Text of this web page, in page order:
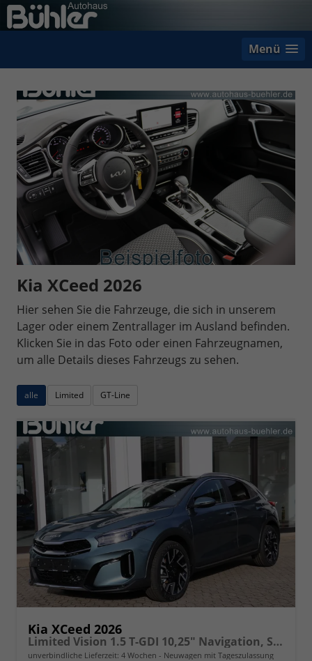
Menü
Kia XCeed 2026
Hier sehen Sie die Fahrzeuge, die sich in unserem
Lager oder einem Zentrallager im Ausland befinden.
Klicken Sie in das Foto oder einen Fahrzeugnamen,
um alle Details dieses Fahrzeugs zu sehen.
alle Limited GT-Line
Kia XCeed 2026
Limited Vision 1.5 T-GDI 10,25" Navigation, Sitzheizung
unverbindliche Lieferzeit: 4 Wochen Neuwagen mit Tageszulassung